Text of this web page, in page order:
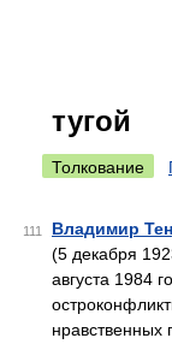
тугой
Толкование
111 Владимир
(5 декабря
августа 1984
нравственных